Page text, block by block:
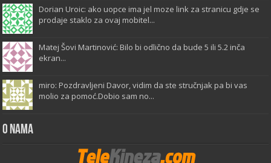
Dorian Uroic: ako uopce ima jel moze link za stranicu gdje se
prodaje staklo za ovaj mobitel...
Matej Šovi Martinović: Bilo bi odlično da bude 5 ili 5.2 inča
ekran...
miro: Pozdravljeni Davor, vidim da ste stručnjak pa bi vas
molio za pomoć.Dobio sam no...
O Nama